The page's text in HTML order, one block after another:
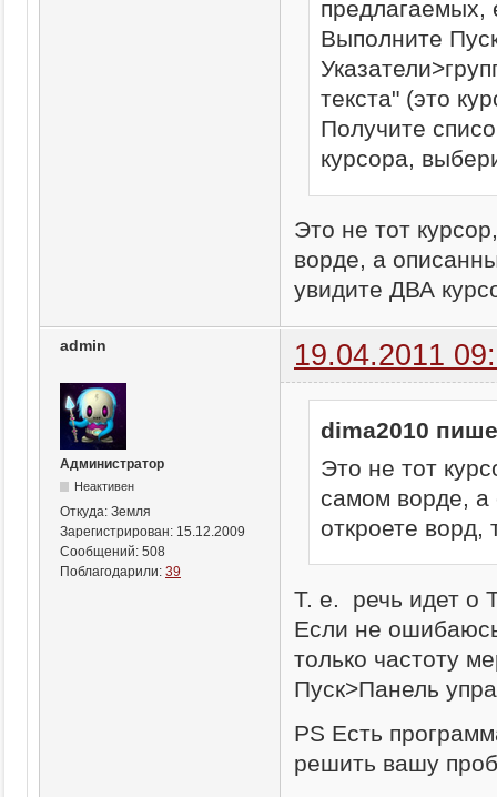
предлагаемых,
Выполните
текста" (это
Получите
курсора,
Это не тот
ворде, а
увидите ДВА
admin 19.04.2011
Администратор
Неактивен
Откуда: Земля
Зарегистрирован: 15.12.2009
Сообщений: 508
Поблагодарили: 39
dima2010
Это не тот
самом ворде, а
откроете ворд,
Т. е. речь идет о
Если не
только частоту
Пуск>Панель
PS Есть
решить вашу